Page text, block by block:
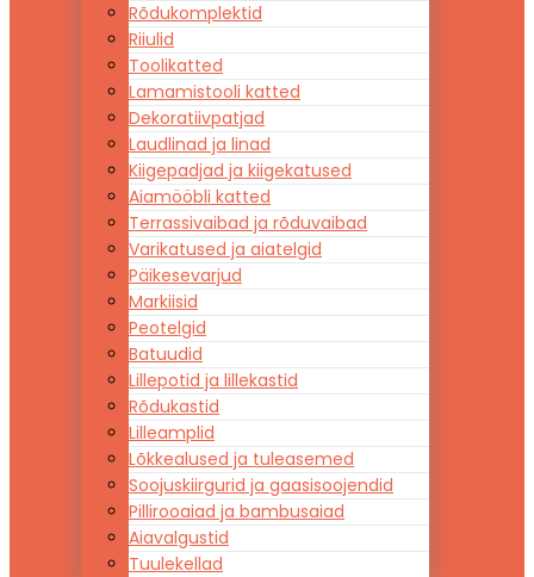
Rõdukomplektid
Riiulid
Toolikatted
Lamamistooli katted
Dekoratiivpatjad
Laudlinad ja linad
Kiigepadjad ja kiigekatused
Aiamööbli katted
Terrassivaibad ja rõduvaibad
Varikatused ja aiatelgid
Päikesevarjud
Markiisid
Peotelgid
Batuudid
Lillepotid ja lillekastid
Rõdukastid
Lilleamplid
Lõkkealused ja tuleasemed
Soojuskiirgurid ja gaasisoojendid
Pillirooaiad ja bambusaiad
Aiavalgustid
Tuulekellad